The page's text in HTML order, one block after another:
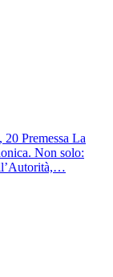
Premessa La
Non solo: